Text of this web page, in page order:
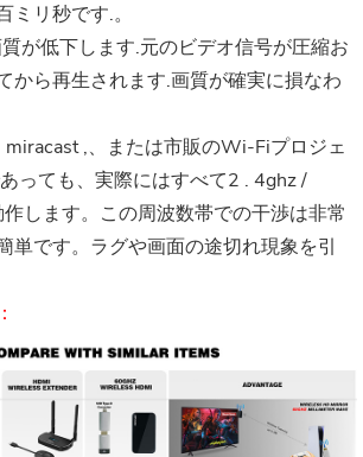
リ秒です.。
が低下します.元のビデオ信号が圧縮お
から再生されます.画質が確実に損なわ
,、または市販のWi-Fiプロジェ
っても、実際にはすべて2 . 4ghz /
します。この周波数帯での干渉は非常
単です。ラグや画面の途切れ現象を引